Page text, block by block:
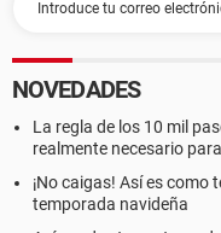
NOVEDADES
La regla de los 10 mil
realmente necesario
¡No caigas! Así es
temporada navideña